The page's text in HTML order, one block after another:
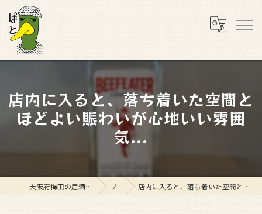
店内に入ると、落ち着いた空間と
ほどよい賑わいが心地いい雰囲
気...
大阪府梅田の居酒屋ならスタンド ぱと ブログ 店内に入ると、落ち着いた空間とほどよい賑わいが心地いい雰囲気...